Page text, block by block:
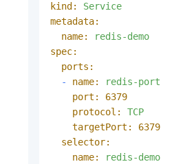
kind:
Service
metadata:
name:
redis-demo
spec:
ports:
-
name:
redis-port
port:
6379
protocol:
TCP
targetPort:
6379
selector:
name:
redis-demo